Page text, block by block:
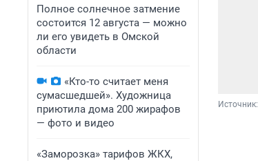
Полное солнечное затмение
состоится 12 августа — можно
ли его увидеть в Омской
области
«Кто-то считает меня
сумасшедшей». Художница
приютила дома 200 жирафов
— фото и видео
«Заморозка» тарифов ЖКХ,
Источник: